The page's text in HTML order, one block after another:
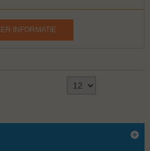
INFORMATIE